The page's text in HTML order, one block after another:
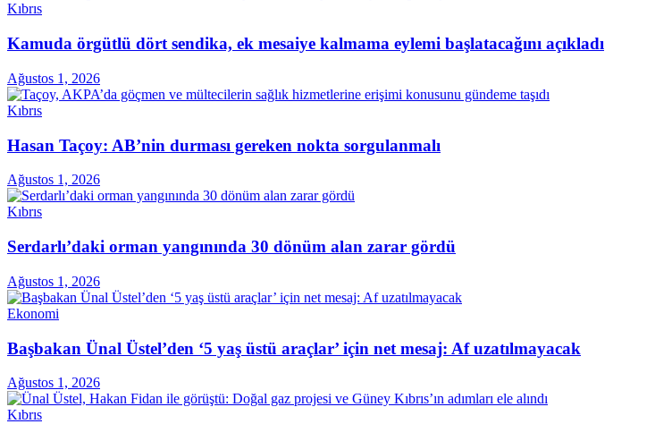
Kıbrıs
Kamuda örgütlü dört sendika, ek mesaiye kalmama eylemi başlatacağını açıkladı
Ağustos 1, 2026
Kıbrıs
Hasan Taçoy: AB’nin durması gereken nokta sorgulanmalı
Ağustos 1, 2026
Kıbrıs
Serdarlı’daki orman yangınında 30 dönüm alan zarar gördü
Ağustos 1, 2026
Ekonomi
Başbakan Ünal Üstel’den ‘5 yaş üstü araçlar’ için net mesaj: Af uzatılmayacak
Ağustos 1, 2026
Kıbrıs